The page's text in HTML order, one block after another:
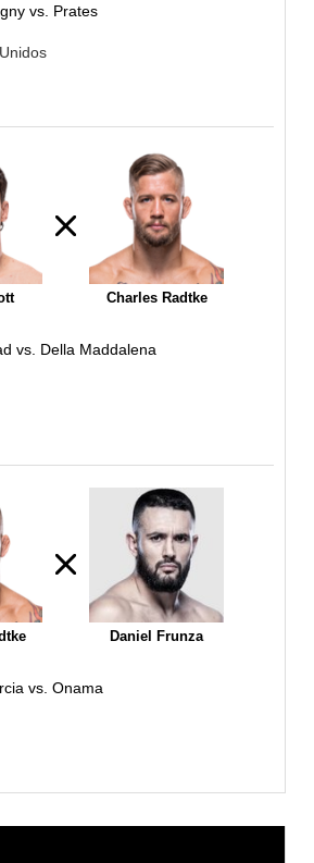
vs. Prates
Charles Radtke
vs. Della Maddalena
Daniel Frunza
vs. Onama